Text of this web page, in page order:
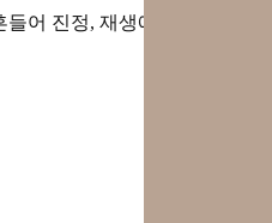
어 진정, 재생에 탁월한 관